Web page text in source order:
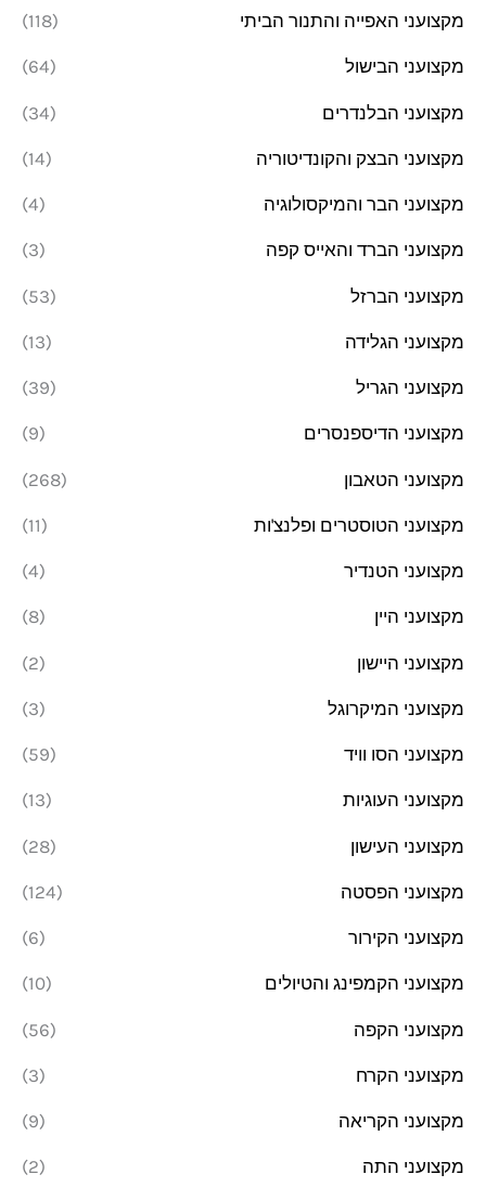
מקצועני האפייה והתנור הביתי (118)
מקצועני הבישול (64)
מקצועני הבלנדרים (34)
מקצועני הבצק והקונדיטוריה (14)
מקצועני הבר והמיקסולוגיה (4)
מקצועני הברד והאייס קפה (3)
מקצועני הברזל (53)
מקצועני הגלידה (13)
מקצועני הגריל (39)
מקצועני הדיספנסרים (9)
מקצועני הטאבון (268)
מקצועני הטוסטרים ופלנצ'ות (11)
מקצועני הטנדיר (4)
מקצועני היין (8)
מקצועני היישון (2)
מקצועני המיקרוגל (3)
מקצועני הסו וויד (59)
מקצועני העוגיות (13)
מקצועני העישון (28)
מקצועני הפסטה (124)
מקצועני הקירור (6)
מקצועני הקמפינג והטיולים (10)
מקצועני הקפה (56)
מקצועני הקרח (3)
מקצועני הקריאה (9)
מקצועני התה (2)